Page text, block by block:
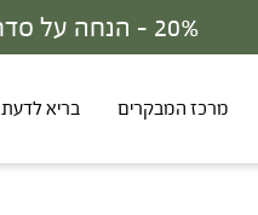
30% - הנחה על סדרת הפטריות ברכישת 3 מוצרים
מרכז המבקרים בריא לדעת